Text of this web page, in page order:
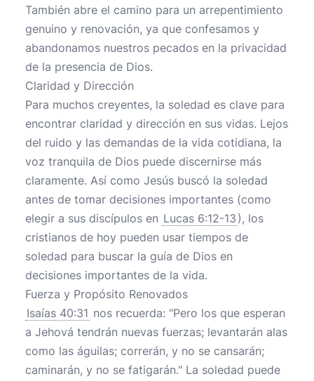
También abre el camino para un arrepentimiento
genuino y renovación, ya que confesamos y
abandonamos nuestros pecados en la privacidad
de la presencia de Dios.
Claridad y Dirección
Para muchos creyentes, la soledad es clave para
encontrar claridad y dirección en sus vidas. Lejos
del ruido y las demandas de la vida cotidiana, la
voz tranquila de Dios puede discernirse más
claramente. Así como Jesús buscó la soledad
antes de tomar decisiones importantes (como
elegir a sus discípulos en Lucas 6:12-13 ), los
cristianos de hoy pueden usar tiempos de
soledad para buscar la guía de Dios en
decisiones importantes de la vida.
Fuerza y Propósito Renovados
Isaías 40:31 nos recuerda: "Pero los que esperan
a Jehová tendrán nuevas fuerzas; levantarán alas
como las águilas; correrán, y no se cansarán;
caminarán, y no se fatigarán." La soledad puede